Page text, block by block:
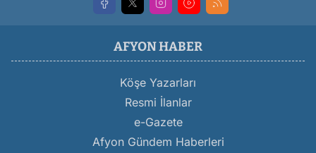
AFYON HABER
Köşe Yazarları
Resmi İlanlar
e-Gazete
Afyon Gündem Haberleri